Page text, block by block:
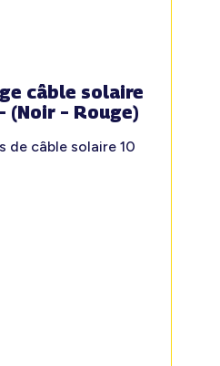
câble solaire
(Noir – Rouge)
de câble solaire 10